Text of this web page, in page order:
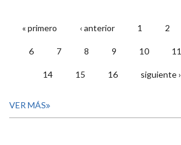
PÁGINAS
« primero ‹ anterior 1 2
6 7 8 9 10 11
14 15 16 siguiente ›
VER MÁS